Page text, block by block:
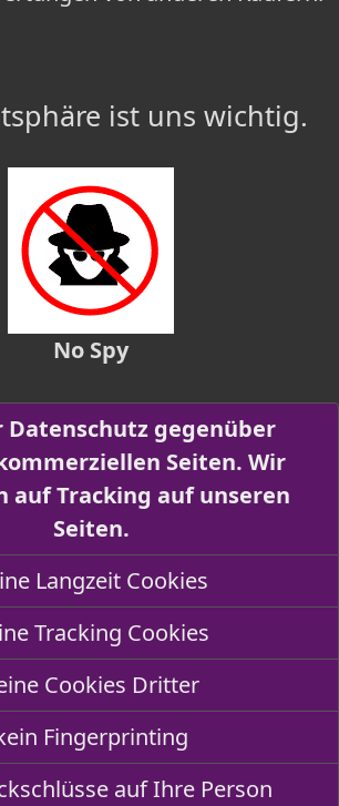
ist uns wichtig.
No Spy
Datenschutz gegenüber
Seiten. Wir
auf Tracking auf unseren
Seiten.
Langzeit Cookies
Tracking Cookies
Cookies Dritter
Fingerprinting
auf Ihre Person